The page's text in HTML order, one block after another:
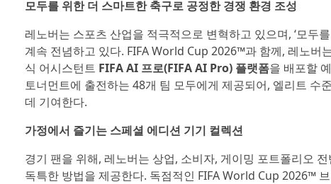
모두를 위한 더 스마트한 축구로 공정한 경쟁 환경 조성
레노버는 스포츠 산업을 적극적으로 변혁하고 있으며, ‘모
계속 전념하고 있다. FIFA World Cup 2026™과 함께, 레노버
식 어시스턴트 FIFA AI 프로(FIFA AI Pro) 플랫폼을 배포할
토너먼트에 출전하는 48개 팀 모두에게 제공되어, 엘리트
데 기여한다.
가정에서 즐기는 스페셜 에디션 기기 컬렉션
경기 팬을 위해, 레노버는 상업, 소비자, 게이밍 포트폴리오
독특한 방법을 제공한다. 독점적인 FIFA World Cup 2026™